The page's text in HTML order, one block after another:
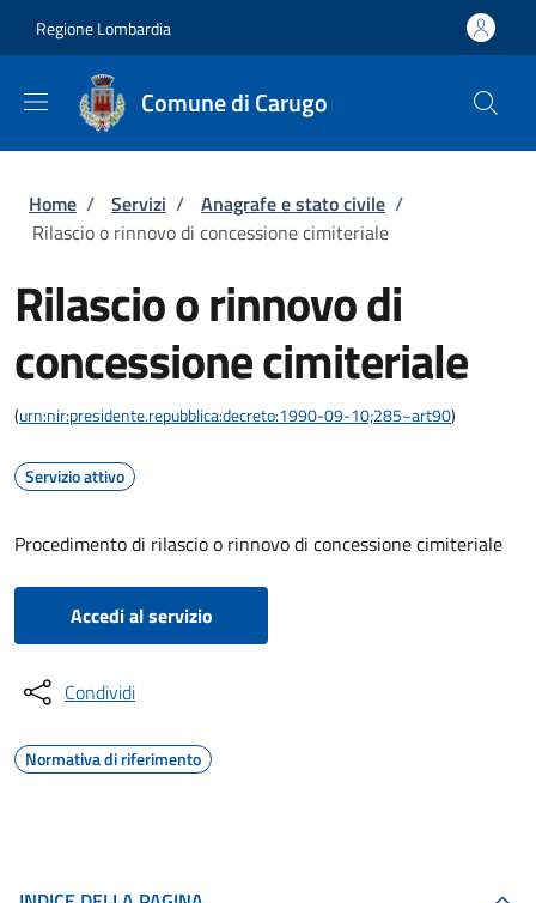
Regione Lombardia
Comune di Carugo
Briciole di pane
Home / Servizi / Anagrafe e stato civile /
Rilascio o rinnovo di concessione cimiteriale
Rilascio o rinnovo di
concessione cimiteriale
(urn:nir:presidente.repubblica:decreto:1990-09-10;285~art90)
Servizio attivo
Procedimento di rilascio o rinnovo di concessione cimiteriale
Accedi al servizio
Condividi
Normativa di riferimento